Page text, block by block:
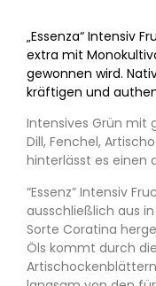
„Essenza“ Intensiv
extra mit
gewonnen wird.
kräftigen und
Intensives Grün mit
Dill, Fenchel,
hinterlässt es einen
“Essenz” Intensiv
ausschließlich aus
Sorte Coratina
Öls kommt durch